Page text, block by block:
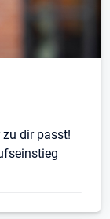
dir passt!